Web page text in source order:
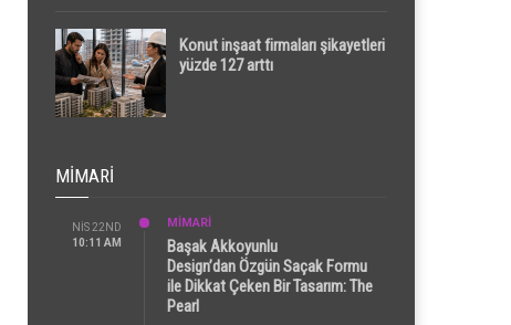
Konut inşaat firmaları şikayetleri
yüzde 127 arttı
MIMARI
NIS 22ND
10:11 AM
MİMARİ
Başak Akkoyunlu
Design’dan Özgün Saçak Formu
ile Dikkat Çeken Bir Tasarım: The
Pearl